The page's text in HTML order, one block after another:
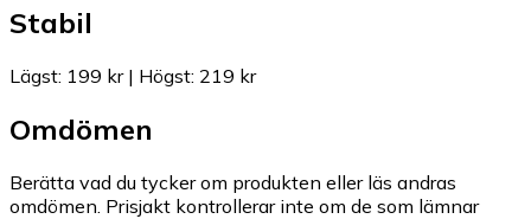
Stabil
Lägst: 199 kr| Högst: 219 kr
Omdömen
Berätta vad du tycker om produkten eller läs andras
omdömen. Prisjakt kontrollerar inte om de som lämnar